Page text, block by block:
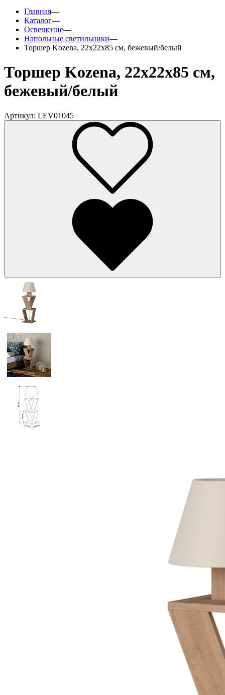
Главная—
Каталог—
Освещение—
Напольные светильники—
Торшер Kozena, 22х22х85 см, бежевый/белый
Торшер Kozena, 22х22х85 см,
бежевый/белый
Артикул: LEV01045